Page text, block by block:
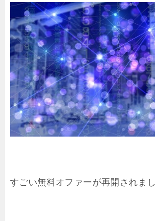
すごい無料オファーが再開されまし